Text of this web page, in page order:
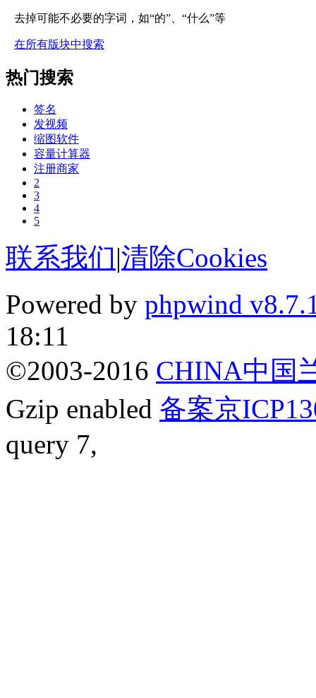
去掉可能不必要的字词，如“的”、“什么”等
在所有版块中搜索
热门搜索
签名
发视频
缩图软件
容量计算器
注册商家
2
3
4
5
联系我们|清除Cookies
Powered by phpwind
18:11
©2003-2016 CHINA中国
Gzip enabled 备案京
query 7,